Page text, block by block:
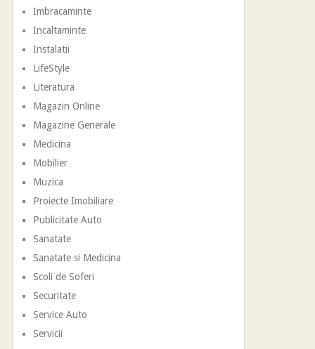
Imbracaminte
Incaltaminte
Instalatii
LifeStyle
Literatura
Magazin Online
Magazine Generale
Medicina
Mobilier
Muzica
Proiecte Imobiliare
Publicitate Auto
Sanatate
Sanatate si Medicina
Scoli de Soferi
Securitate
Service Auto
Servicii